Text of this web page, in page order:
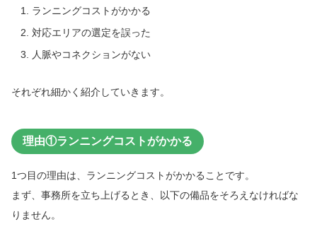
ランニングコストがかかる
対応エリアの選定を誤った
人脈やコネクションがない
それぞれ細かく紹介していきます。
理由①ランニングコストがかかる
1つ目の理由は、ランニングコストがかかることです。
まず、事務所を立ち上げるとき、以下の備品をそろえなければな
りません。